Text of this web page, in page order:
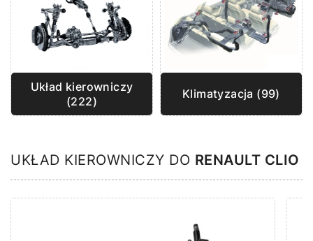
Układ kierowniczy
(222)
Klimatyzacja (99)
UKŁAD KIEROWNICZY DO RENAULT CLIO